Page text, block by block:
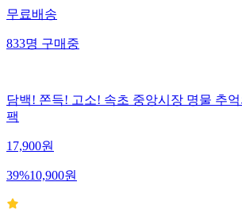
무료배송
833명구매중
담백! 쫀득! 고소! 속초 중앙시장 명물 추
팩
17,900원
39%10,900원